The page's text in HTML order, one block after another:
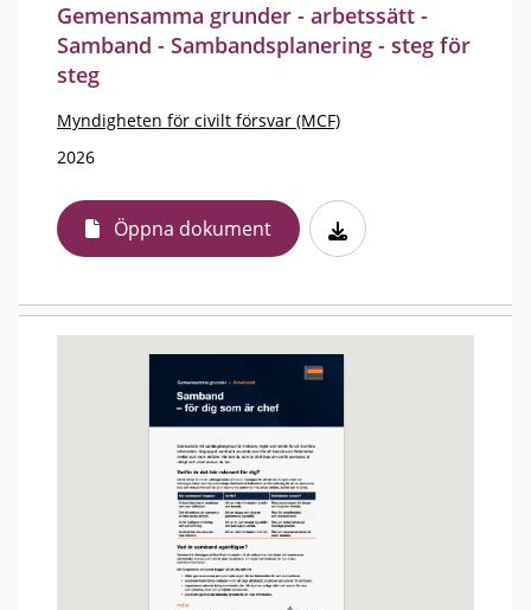
Gemensamma grunder - arbetssätt -
Samband - Sambandsplanering - steg för
steg
Myndigheten för civilt försvar (MCF)
2026
Öppna dokument